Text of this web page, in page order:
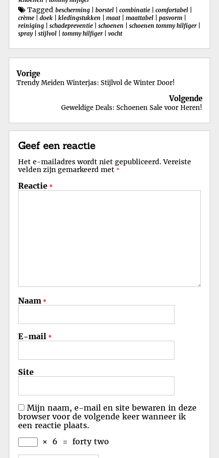
Tagged bescherming borstel combinatie comfortabel
crème
doek kledingstukken maat| maattabel pasvorm
reiniging
schadepreventie schoenen schoenen tommy hilfiger
spray| stijlvol tommy hilfiger vocht
Berichtnavigatie
Vorige
Trendy Meiden Winterjas: Stijlvol de Winter Door!
Volgende
Geweldige Deals: Schoenen Sale voor Heren!
Geef een reactie
Het e-mailadres wordt niet gepubliceerd. Vereiste
velden zijn gemarkeerd met *
Reactie *
Naam *
E-mail *
Site
Mijn naam, e-mail en site bewaren in deze
browser voor de volgende keer wanneer ik
een reactie plaats.
× 6 = forty two